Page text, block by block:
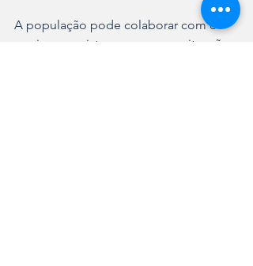
A população pode colaborar com o
serviço ao avistar pessoas em situação